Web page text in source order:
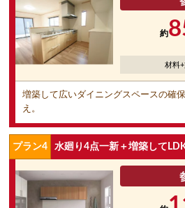
約
材料
増築して広いダイニングスペースの確
え。
プラン4 水廻り4点一新＋増築して